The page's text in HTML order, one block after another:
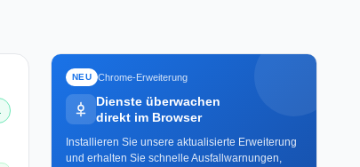
NEU Chrome-Erweiterung
Dienste überwachen
direkt im Browser
Installieren Sie unsere aktualisierte Erweiterung
und erhalten Sie schnelle Ausfallwarnungen,